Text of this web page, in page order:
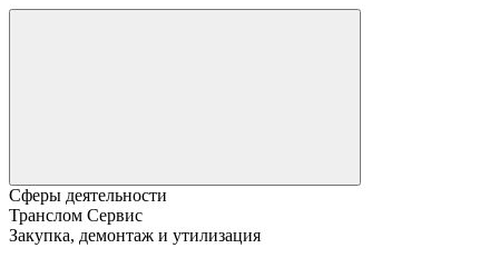
Сферы деятельности
Транслом Сервис
Закупка, демонтаж и утилизация